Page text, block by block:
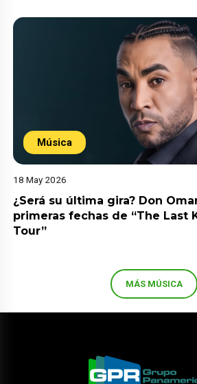
Música
18 May 2026
¿Será su última gira? Don
primeras fechas de “The Last
Tour”
MÁS MÚSICA